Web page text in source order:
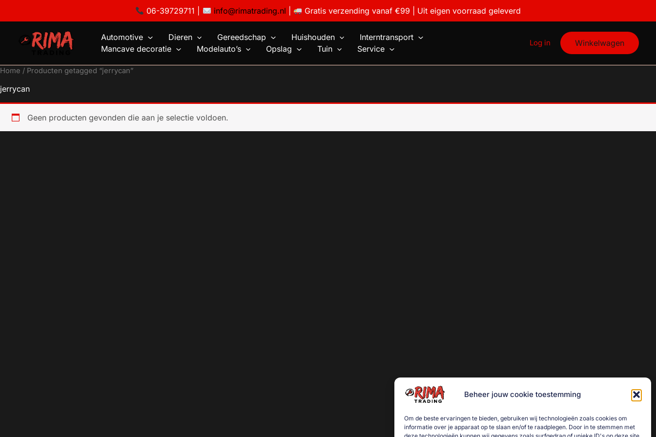
06-39729711 | info@rimatrading.nl Gratis verzending vanaf €99 | Uit eigen voorraad geleverd
Beheer jouw cookie toestemming
Om de beste ervaringen te bieden, gebruiken wij technologieën zoals cookies om
informatie over je apparaat op te slaan en/of te raadplegen. Door in te stemmen met
inhoud
Automotive Dieren Gereedschap Huishouden
Interntransport
Mancave decoratie
Modelauto’s Opslag Tuin Service
Log in Winkelwagen
Home / Producten getagged “jerrycan”
jerrycan
Geen producten gevonden die aan je selectie voldoen.